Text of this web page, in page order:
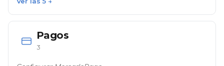
Pagos
3